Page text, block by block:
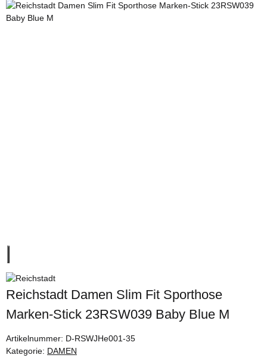
Reichstadt Damen Slim Fit Sporthose
Marken-Stick 23RSW039 Baby Blue M
Artikelnummer: D-RSWJHe001-35
Kategorie: DAMEN